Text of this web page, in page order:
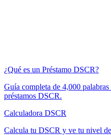
¿Qué es un Préstamo DSCR?
Guía completa de 4,000
préstamos DSCR.
Calculadora DSCR
Calcula tu DSCR y ve tu nivel